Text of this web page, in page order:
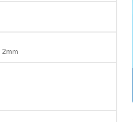
2mm